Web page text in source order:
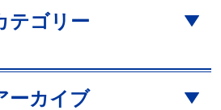
テゴリー
ーカイブ